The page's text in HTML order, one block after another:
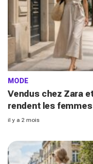
MODE
Vendus chez Zara
rendent les
même en pleine
il y a 2 mois